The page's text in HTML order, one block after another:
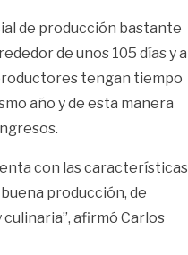
de producción bastante
de unos 105 días y
tengan tiempo
año y de esta manera
con las características
producción, de
afirmó Carlos